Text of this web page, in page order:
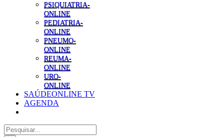
PSIQUIATRIA-
ONLINE
PEDIATRIA-
ONLINE
PNEUMO-
ONLINE
REUMA-
ONLINE
URO-
ONLINE
SAÚDEONLINE TV
AGENDA
Pesquisar